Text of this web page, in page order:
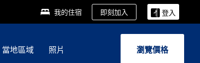
我的住宿 即刻加入 登入
當地區域 照片 瀏覽價格